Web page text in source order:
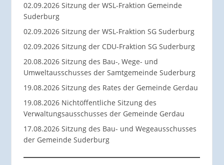
02.09.2026 Sitzung der WSL-Fraktion Gemeinde
Suderburg
02.09.2026 Sitzung der WSL-Fraktion SG Suderburg
02.09.2026 Sitzung der CDU-Fraktion SG Suderburg
20.08.2026 Sitzung des Bau-, Wege- und
Umweltausschusses der Samtgemeinde Suderburg
19.08.2026 Sitzung des Rates der Gemeinde Gerdau
19.08.2026 Nichtöffentliche Sitzung des
Verwaltungsausschusses der Gemeinde Gerdau
17.08.2026 Sitzung des Bau- und Wegeausschusses
der Gemeinde Suderburg